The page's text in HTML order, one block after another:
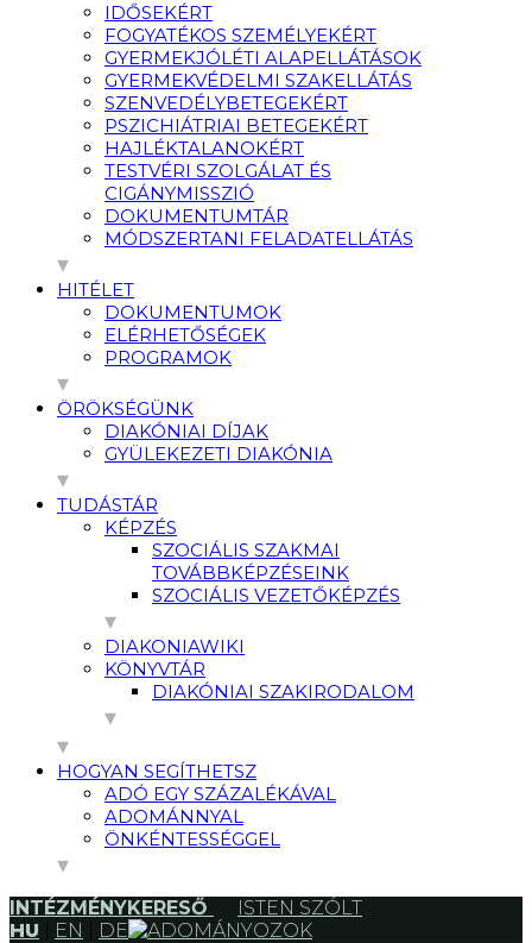
IDŐSEKÉRT
FOGYATÉKOS SZEMÉLYEKÉRT
GYERMEKJÓLÉTI ALAPELLÁTÁSOK
GYERMEKVÉDELMI SZAKELLÁTÁS
SZENVEDÉLYBETEGEKÉRT
PSZICHIÁTRIAI BETEGEKÉRT
HAJLÉKTALANOKÉRT
TESTVÉRI SZOLGÁLAT ÉS
CIGÁNYMISSZIÓ
DOKUMENTUMTÁR
MÓDSZERTANI FELADATELLÁTÁS
HITÉLET
DOKUMENTUMOK
ELÉRHETŐSÉGEK
PROGRAMOK
ÖRÖKSÉGÜNK
DIAKÓNIAI DÍJAK
GYÜLEKEZETI DIAKÓNIA
TUDÁSTÁR
KÉPZÉS
SZOCIÁLIS SZAKMAI
TOVÁBBKÉPZÉSEINK
SZOCIÁLIS VEZETŐKÉPZÉS
DIAKONIAWIKI
KÖNYVTÁR
DIAKÓNIAI SZAKIRODALOM
HOGYAN SEGÍTHETSZ
ADÓ EGY SZÁZALÉKÁVAL
ADOMÁNNYAL
ÖNKÉNTESSÉGGEL
INTÉZMÉNYKERESŐ
ISTEN SZÓLT
HU
EN DE ADOMÁNYOZOK